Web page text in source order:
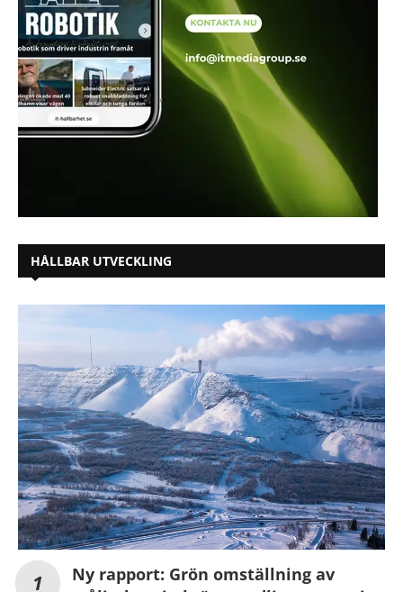
HÅLLBAR UTVECKLING
Ny rapport: Grön omställning av